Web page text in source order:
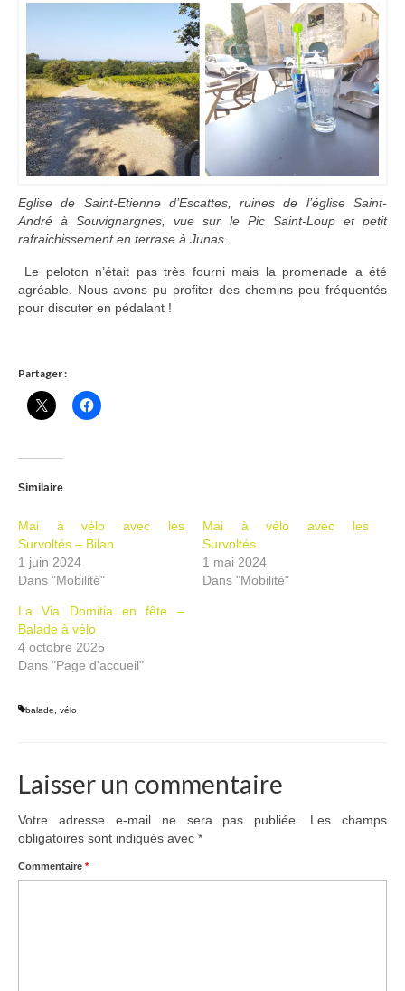
Energie
Déchets
Ramassages citoyens de déchets
Mobilité
ASTRONOMIE
ARCHIVES
CONTACT
Eglise de Saint-Etienne d’Escattes, ruines de l’église Saint-
André à Souvignargnes, vue sur le Pic Saint-Loup et petit
rafraichissement en terrase à Junas.
Le peloton n’était pas très fourni mais la promenade a été
agréable. Nous avons pu profiter des chemins peu fréquentés
pour discuter en pédalant !
Partager :
Similaire
Mai à vélo avec les
Survoltés – Bilan
1 juin 2024
Dans "Mobilité"
Mai à vélo avec les
Survoltés
1 mai 2024
Dans "Mobilité"
La Via Domitia en fête –
Balade à vélo
4 octobre 2025
Dans "Page d'accueil"
balade vélo
Laisser un commentaire
Votre adresse e-mail ne sera pas publiée.
Les champs
obligatoires sont indiqués avec *
Commentaire *